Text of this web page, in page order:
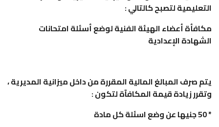
التعليمية لتصبح كالتالي :
مكافأة أعضاء الهيئة الفنية لوضع أسئلة امتحانات
الشهادة الإعدادية
يتم صرف المبالغ المالية المقررة من داخل ميزانية المديرية ،
وتقرر زيادة قيمة المكافآة لتكون :
* 50 جنيها عن وضع اسئلة كل مادة